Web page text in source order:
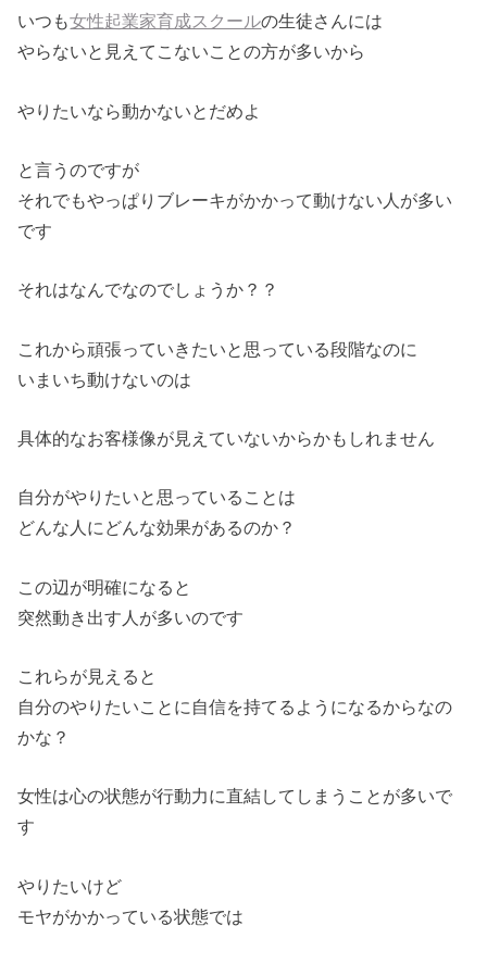
いつも女性起業家育成スクールの生徒さんには
やらないと見えてこないことの方が多いから
やりたいなら動かないとだめよ
と言うのですが
それでもやっぱりブレーキがかかって動けない人が多い
です
それはなんでなのでしょうか？？
これから頑張っていきたいと思っている段階なのに
いまいち動けないのは
具体的なお客様像が見えていないからかもしれません
自分がやりたいと思っていることは
どんな人にどんな効果があるのか？
この辺が明確になると
突然動き出す人が多いのです
これらが見えると
自分のやりたいことに自信を持てるようになるからなの
かな？
女性は心の状態が行動力に直結してしまうことが多いで
す
やりたいけど
モヤがかかっている状態では